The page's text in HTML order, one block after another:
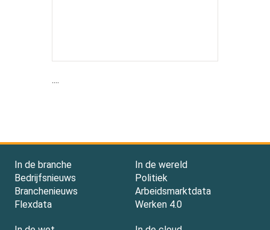
....
In de branche
Bedrijfsnieuws
Branchenieuws
Flexdata
In de wereld
Politiek
Arbeidsmarktdata
Werken 4.0